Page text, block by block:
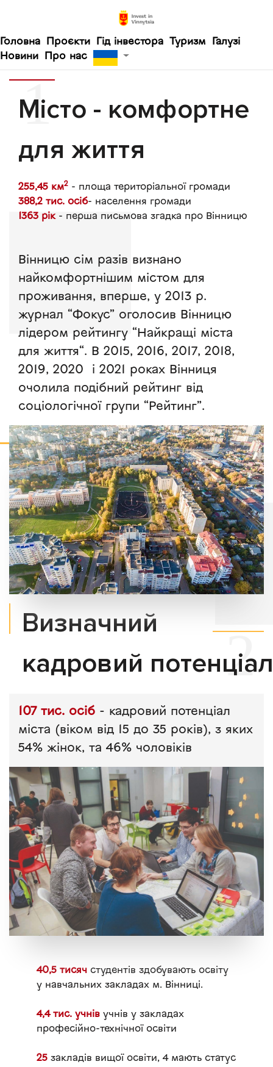
Головна Проєкти Гід інвестора Туризм
Галузі
Новини
Про нас
Місто - комфортне
для життя
255,45 км2 - площа територіальної громади
388,2 тис. осіб- населення громади
1363 рік- перша письмова згадка про Вінницю
Вінницю сім разів визнано
найкомфортнішим містом для
проживання, вперше, у 2013 р.
журнал “Фокус” оголосив Вінницю
лідером рейтингу “Найкращі міста
для життя“. В 2015, 2016, 2017, 2018,
2019, 2020 і 2021 роках Вінниця
очолила подібний рейтинг від
соціологічної групи “Рейтинг”.
Визначний
кадровий потенціал
107 тис. осіб - кадровий потенціал
міста (віком від 15 до 35 років), з яких
54% жінок, та 46% чоловіків
40,5 тисяч студентів здобувають освіту
у навчальних закладах м. Вінниці.
4,4 тис. учнів учнів у закладах
професійно-технічної освіти
25 закладів вищої освіти, 4 мають статус